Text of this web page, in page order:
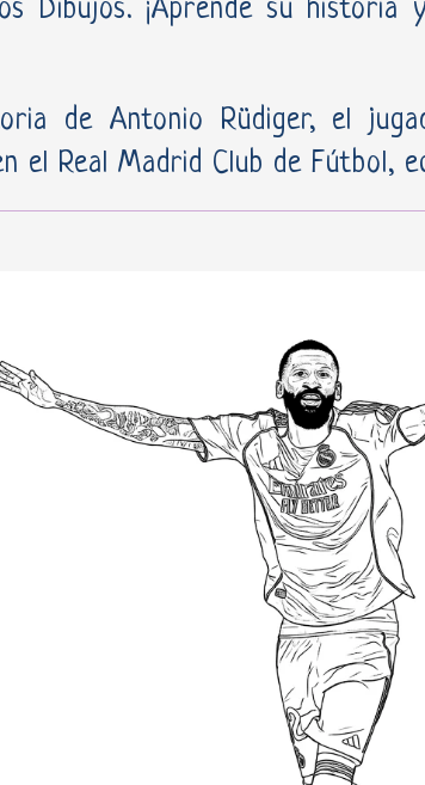
Dibujos. ¡Aprende su historia
de Antonio Rüdiger, el
el Real Madrid Club de Fútbol,